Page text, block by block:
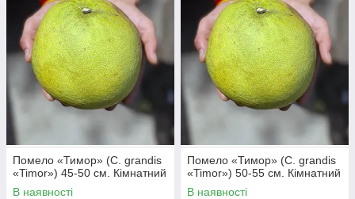
Помело «Тимор» (C. grandis
«Timor») 45-50 см. Кімнатний
В наявності
Помело «Тимор» (C. grandis
«Timor») 50-55 см. Кімнатний
В наявності